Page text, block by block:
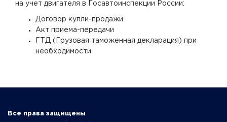
на учет двигателя в Госавтоинспекции России:
Договор купли-продажи
Акт приема-передачи
ГТД (Грузовая таможенная декларация) при
необходимости
Все права защищены